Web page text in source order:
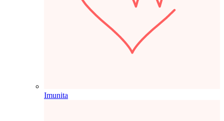
Imunita